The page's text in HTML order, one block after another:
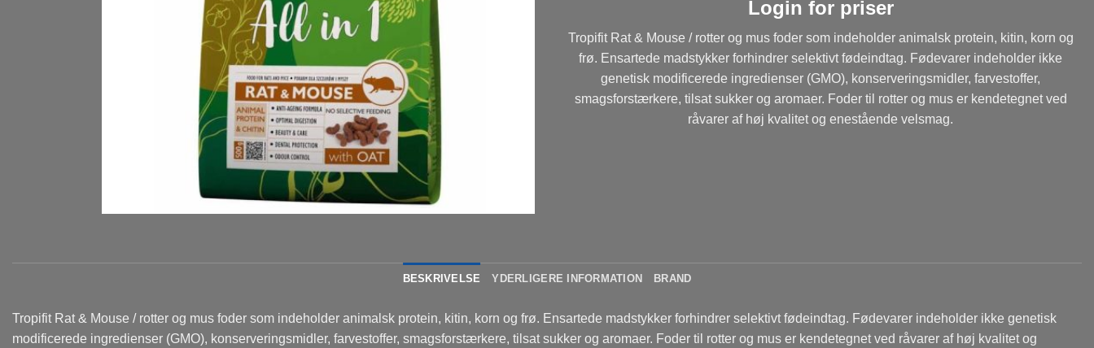
Login for priser
Tropifit Rat & Mouse / rotter og mus foder som indeholder animalsk protein, kitin, korn og
frø. Ensartede madstykker forhindrer selektivt fødeindtag. Fødevarer indeholder ikke
genetisk modificerede ingredienser (GMO), konserveringsmidler, farvestoffer,
smagsforstærkere, tilsat sukker og aromaer. Foder til rotter og mus er kendetegnet ved
råvarer af høj kvalitet og enestående velsmag.
BESKRIVELSE YDERLIGERE INFORMATION BRAND
Tropifit Rat & Mouse / rotter og mus foder som indeholder animalsk protein, kitin, korn og frø. Ensartede madstykker forhindrer selektivt fødeindtag. Fødevarer indeholder ikke genetisk
modificerede ingredienser (GMO), konserveringsmidler, farvestoffer, smagsforstærkere, tilsat sukker og aromaer. Foder til rotter og mus er kendetegnet ved råvarer af høj kvalitet og